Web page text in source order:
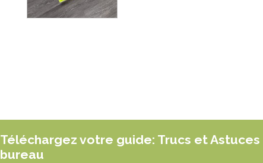
Téléchargez votre guide: Trucs et
bureau